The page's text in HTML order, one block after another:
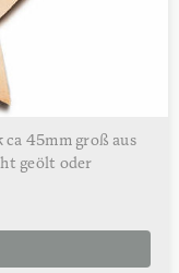
45mm groß aus
geölt oder